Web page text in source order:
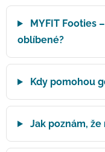
MYFIT Footies
oblíbené?
Kdy pomohou
Jak poznám,